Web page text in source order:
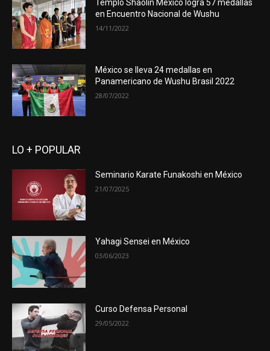
Templo Shaolin México logra 57 medallas
en Encuentro Nacional de Wushu
14/11/2022
México se lleva 24 medallas en
Panamericano de Wushu Brasil 2022
28/07/2022
LO + POPULAR
Seminario Karate Funakoshi en México
21/07/2025
Yahagi Sensei en México
03/06/2023
Curso Defensa Personal
29/05/2022